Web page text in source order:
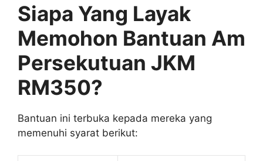
Siapa Yang Layak
Memohon Bantuan Am
Persekutuan JKM
RM350?
Bantuan ini terbuka kepada mereka yang
memenuhi syarat berikut: